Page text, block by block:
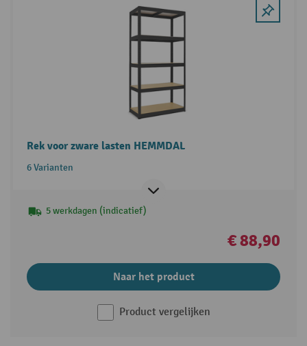
Rek voor zware lasten HEMMDAL
6 Varianten
5 werkdagen (indicatief)
€ 88,90
Naar het product
Product vergelijken